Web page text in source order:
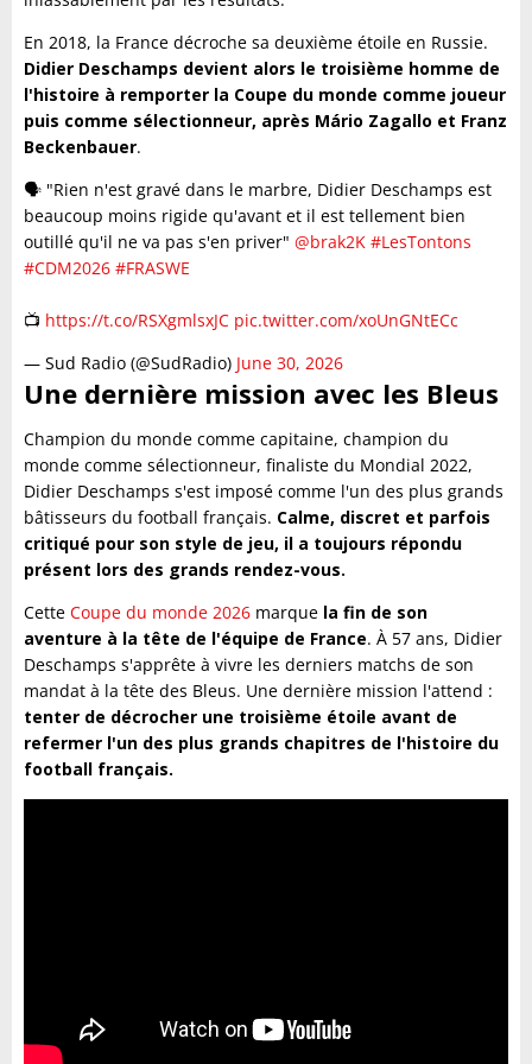
En 2018, la France décroche sa deuxième étoile en Russie.
Didier Deschamps devient alors le troisième homme de
l'histoire à remporter la Coupe du monde comme joueur
puis comme sélectionneur, après Mário Zagallo et Franz
Beckenbauer.
🗣️ "Rien n'est gravé dans le marbre, Didier Deschamps est
beaucoup moins rigide qu'avant et il est tellement bien
outillé qu'il ne va pas s'en priver" @brak2K #LesTontons
#CDM2026 #FRASWE
📺 https://t.co/RSXgmlsxJC pic.twitter.com/xoUnGNtECc
— Sud Radio (@SudRadio) June 30, 2026
Une dernière mission avec les Bleus
Champion du monde comme capitaine, champion du
monde comme sélectionneur, finaliste du Mondial 2022,
Didier Deschamps s'est imposé comme l'un des plus grands
bâtisseurs du football français. Calme, discret et parfois
critiqué pour son style de jeu, il a toujours répondu
présent lors des grands rendez-vous.
Cette Coupe du monde 2026 marque la fin de son
aventure à la tête de l'équipe de France. À 57 ans, Didier
Deschamps s'apprête à vivre les derniers matchs de son
mandat à la tête des Bleus. Une dernière mission l'attend :
tenter de décrocher une troisième étoile avant de
refermer l'un des plus grands chapitres de l'histoire du
football français.